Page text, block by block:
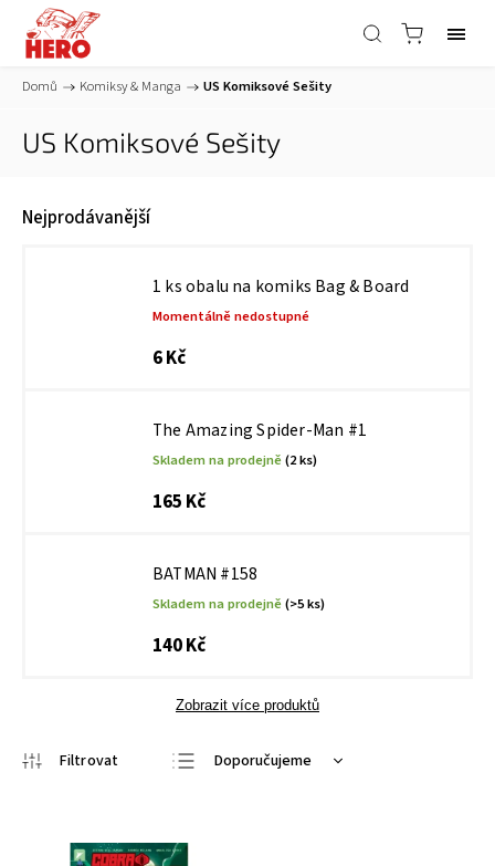
Domů / Komiksy & Manga / US Komiksové Sešity
US Komiksové Sešity
Nejprodávanější
1 ks obalu na komiks Bag & Board
Momentálně nedostupné
6 Kč
The Amazing Spider-Man #1
Skladem na prodejně(2 ks)
165 Kč
BATMAN #158
Skladem na prodejně(>5 ks)
140 Kč
Zobrazit více produktů
Doporučujeme